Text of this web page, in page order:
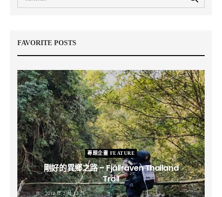
FAVORITE POSTS
專題企畫 FEATURE
剛好的異鄉之路 – Fjällräven Thailand
Trail
B 2019 年 2 月 12 日